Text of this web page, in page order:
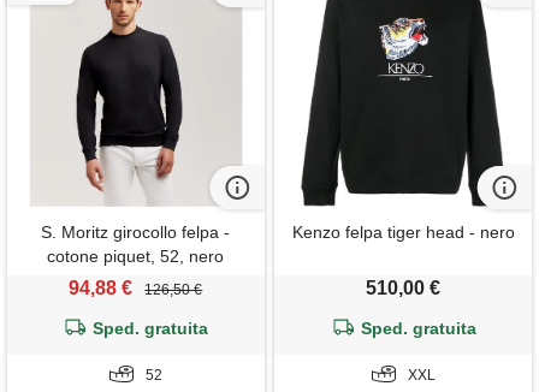
S. Moritz girocollo felpa -
cotone piquet, 52, nero
94,88 € 126,50 €
Sped. gratuita
52
Kenzo felpa tiger head - nero
510,00 €
Sped. gratuita
XXL